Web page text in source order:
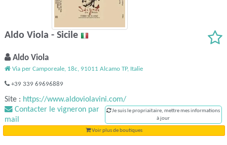
Aldo Viola - Sicile
Aldo Viola
Via per Camporeale, 18c, 91011 Alcamo TP, Italie
+39 339 69696889
Site : https://www.aldoviolavini.com/
Contacter le vigneron par
mail
Je suis le propriaitaire, mettre mes informations
à jour
Voir plus de boutiques